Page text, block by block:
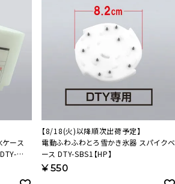
ース
【8/18(火)以降順次出荷予定】
電動ふわふわとろ雪かき氷器 スパイクベ
ース DTY-SBS1【HP】
¥550